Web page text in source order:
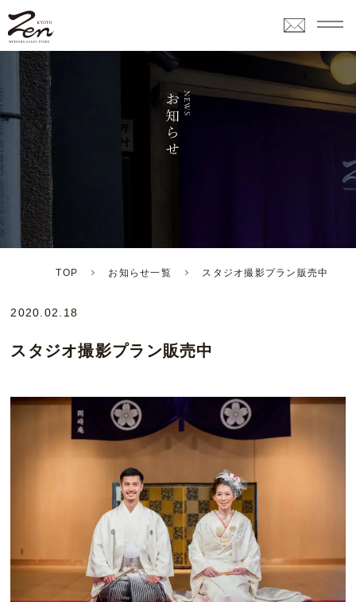
TOP お知らせ一覧 スタジオ撮影プラン販売中
2020.02.18
スタジオ撮影プラン販売中